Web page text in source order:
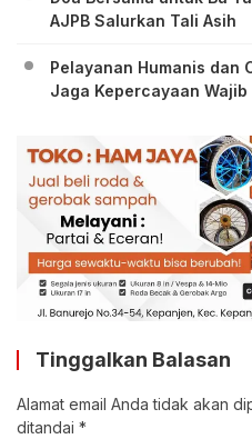
AJPB Salurkan Tali Asih
Pelayanan Humanis dan
Jaga Kepercayaan Wajib
Tinggalkan Balasan
Alamat email Anda tidak akan
ditandai *